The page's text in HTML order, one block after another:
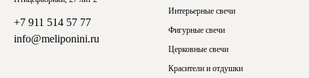
+7 911 514 57 77
info@meliponini.ru
Интерьерные свечи
Фигурные свечи
Церковные свечи
Красители и отдушки